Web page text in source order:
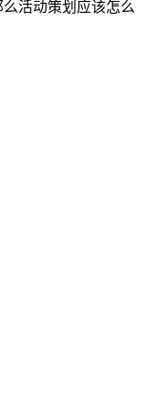
活动策划应该怎么